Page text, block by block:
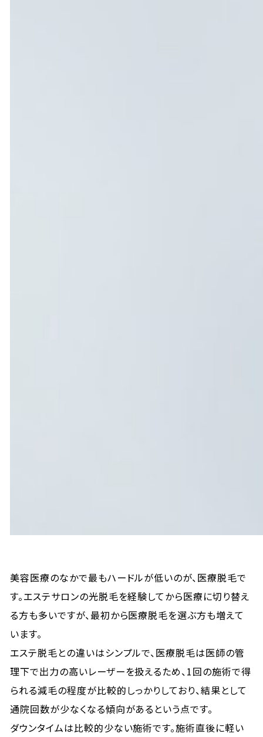
美容医療のなかで最もハードルが低いのが、医療脱毛で
す。エステサロンの光脱毛を経験してから医療に切り替え
る方も多いですが、最初から医療脱毛を選ぶ方も増えて
います。
エステ脱毛との違いはシンプルで、医療脱毛は医師の管
理下で出力の高いレーザーを扱えるため、1回の施術で得
られる減毛の程度が比較的しっかりしており、結果として
通院回数が少なくなる傾向があるという点です。
ダウンタイムは比較的少ない施術です。施術直後に軽い